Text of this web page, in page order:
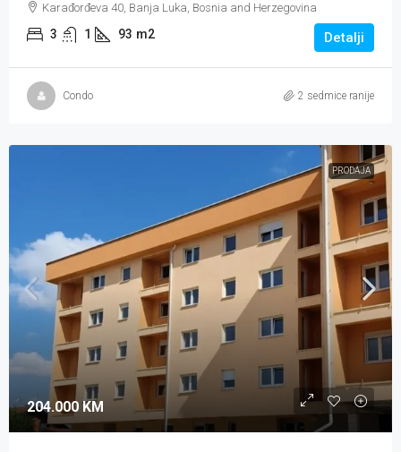
Karađorđeva 40, Banja Luka, Bosnia and Herzegovina
3 1 93 m2 Detalji
Condo 2 sedmice ranije
PRODAJA
204.000 KM